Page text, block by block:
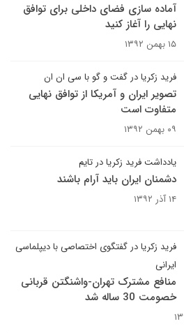
آماده سازی فضای داخلی برای توافق
نهایی را آغاز کنید
۱۵ بهمن ۱۳۹۲
فرید زکریا در گفت و گو با سی ان ان
تصویر ایران و آمریکا از توافق نهایی
متفاوت است
۰۹ بهمن ۱۳۹۲
یادداشت فرید زکریا در تایم
دشمنان ایران باید آرام باشند
۱۴ آذر ۱۳۹۲
فرید زکریا در گفتگوی اختصاصی با دیپلماسی
ایرانی
منافع مشترک تهران-واشنگتن قربانی
خصومت 30 ساله شد